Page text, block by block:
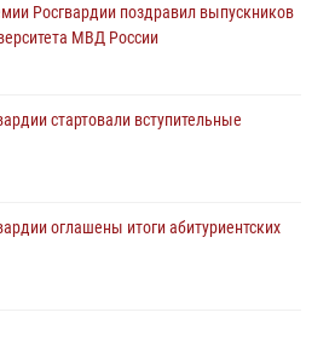
подразделений связи войск
Росгвардии поздравил выпускников
МВД России
стартовали вступительные
оглашены итоги абитуриентских